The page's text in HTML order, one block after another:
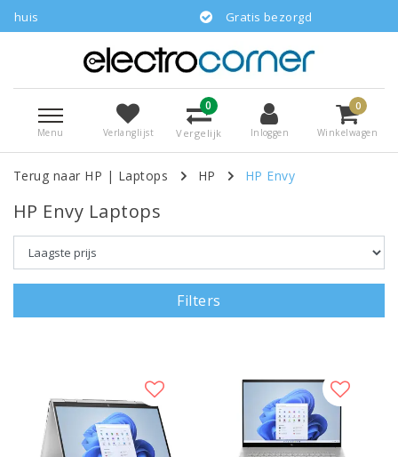
Gratis bezorgd
Menu Verlanglijst
0
Vergelijk Inloggen
0
Winkelwagen
Terug naar HP | Laptops HP HP Envy
HP Envy Laptops
Filters